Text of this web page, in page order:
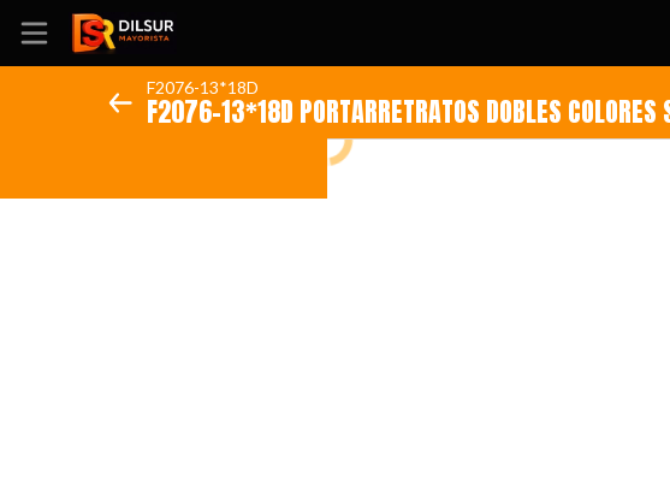
F2076-13*18D
F2076-13*18D PORTARRETRATOS DOBLES